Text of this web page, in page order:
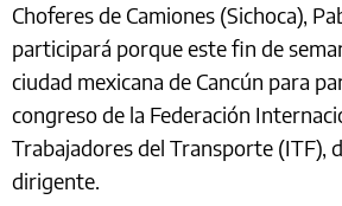
Choferes de Camiones (Sichoca),
participará porque este fin de
ciudad mexicana de Cancún para
congreso de la Federación
Trabajadores del Transporte (ITF),
dirigente.